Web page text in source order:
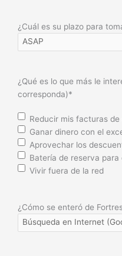
¿Cuál es su plazo para
¿Qué es lo que más le
corresponda)*
Reducir mis facturas
Ganar dinero con el
Aprovechar los
Batería de reserva
Vivir fuera de la red
¿Cómo se enteró de